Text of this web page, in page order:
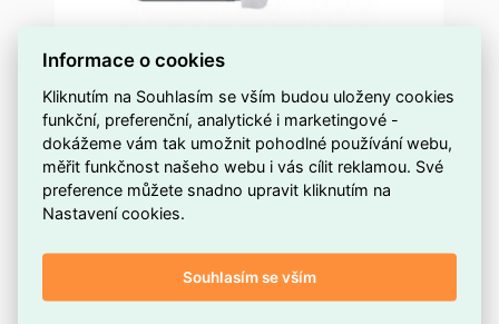
PIR senzor (pohybové čidlo) IP20 800W, bílý
EMOS G1110
Dostupnost EMAS více než 5 ks
Kód dodavatele
G1110
ELSVOS0727788
8592920025109
Informace o cookies
Kliknutím na Souhlasím se vším budou uloženy cookies
funkční, preferenční, analytické i marketingové -
dokážeme vám tak umožnit pohodlné používání webu,
měřit funkčnost našeho webu i vás cílit reklamou. Své
preference můžete snadno upravit kliknutím na
Nastavení cookies.
Souhlasím se vším